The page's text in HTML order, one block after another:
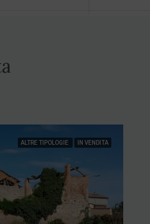
ALTRE TIPOLOGIE IN VENDITA